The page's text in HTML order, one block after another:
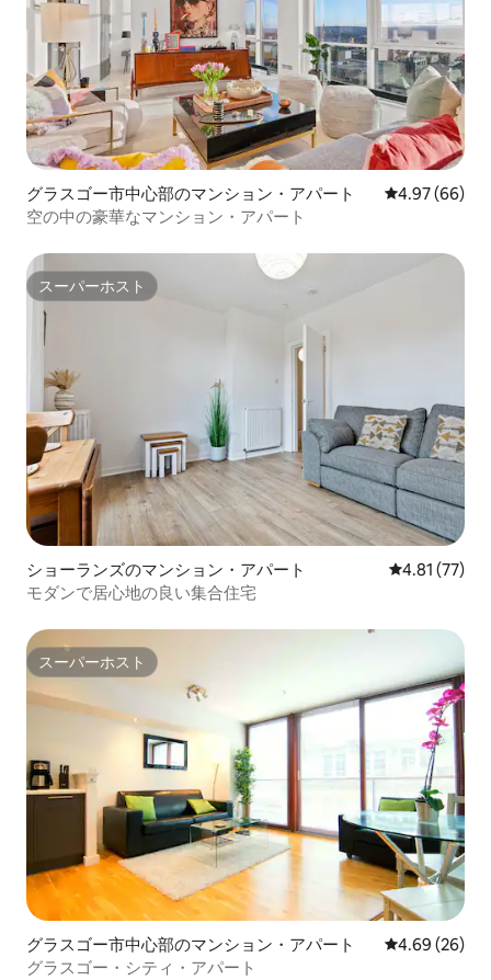
グラスゴー市中心部のマンション・アパート レビュー66
4.97 (66)
空の中の豪華なマンション・アパート
スーパーホスト
スーパーホスト
ショーランズのマンション・アパート レビュー77
4.81 (77)
モダンで居心地の良い集合住宅
スーパーホスト
スーパーホスト
グラスゴー市中心部のマンション・アパート レビュー26
4.69 (26)
グラスゴー・シティ・アパート